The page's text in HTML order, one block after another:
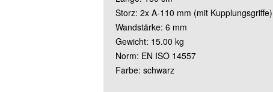
Storz: 2x A-110 mm (mit Kupplungsgriffe)
Wandstärke: 6 mm
Gewicht: 15.00 kg
Norm: EN ISO 14557
Farbe: schwarz